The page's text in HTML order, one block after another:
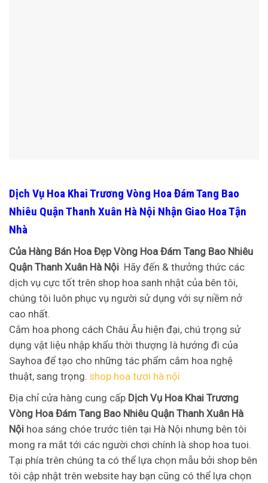
Dịch Vụ Hoa Khai Trương Vòng Hoa Đám Tang Bao
Nhiêu Quận Thanh Xuân Hà Nội Nhận Giao Hoa Tận
Nhà
Của Hàng Bán Hoa Đẹp Vòng Hoa Đám Tang Bao Nhiêu
Quận Thanh Xuân Hà Nội Hãy đến & thưởng thức các
dịch vụ cực tốt trên shop hoa sanh nhật của bên tôi,
chúng tôi luôn phục vụ người sử dụng với sự niềm nở
cao nhất.
Cắm hoa phong cách Châu Âu hiện đại, chú trọng sử
dụng vật liệu nhập khẩu thời thượng là hướng đi của
Sayhoa để tạo cho những tác phẩm cắm hoa nghệ
thuật, sang trọng. shop hoa tươi hà nội
Địa chỉ cửa hàng cung cấp Dịch Vụ Hoa Khai Trương
Vòng Hoa Đám Tang Bao Nhiêu Quận Thanh Xuân Hà
Nội hoa sáng chóe trước tiên tại Hà Nội nhưng bên tôi
mong ra mắt tới các người chơi chính là shop hoa tuoi.
Tại phía trên chúng ta có thể lựa chọn mẫu bởi shop bên
tôi cập nhật trên website hay bạn cũng có thể lựa chọn